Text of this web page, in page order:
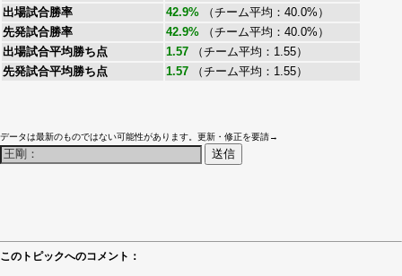
出場試合勝率
42.9% （チーム平均：40.0%）
先発試合勝率
42.9% （チーム平均：40.0%）
出場試合平均勝ち点
1.57 （チーム平均：1.55）
先発試合平均勝ち点
1.57 （チーム平均：1.55）
データは最新のものではない可能性があります。更新・修正を要請→
このトピックへのコメント：